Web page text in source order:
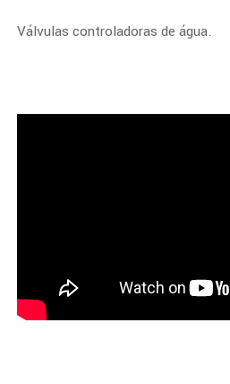
Válvulas controladoras de água.